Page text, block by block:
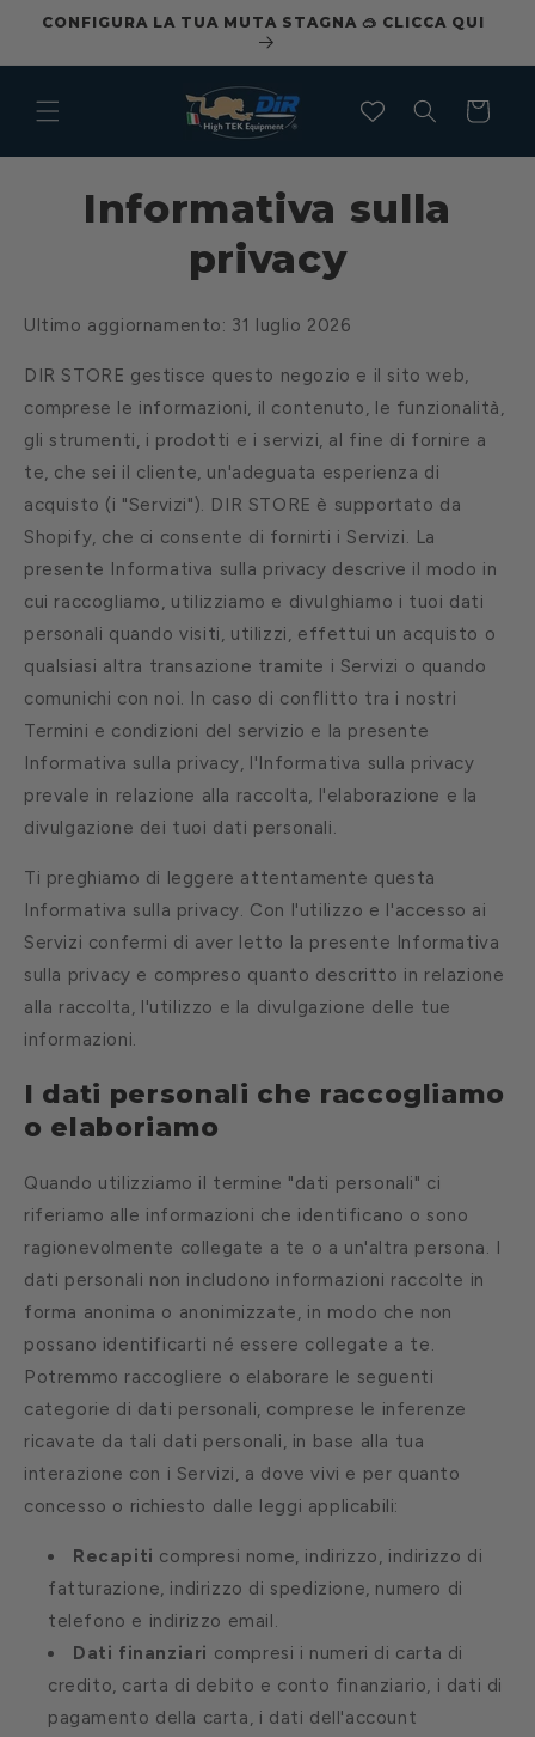
direttamente
CONFIGURA LA TUA MUTA STAGNA 🥽 CLICCA QUI
Carrello
Informativa sulla
privacy
Ultimo aggiornamento: 31 luglio 2026
DIR STORE gestisce questo negozio e il sito web,
comprese le informazioni, il contenuto, le funzionalità,
gli strumenti, i prodotti e i servizi, al fine di fornire a
te, che sei il cliente, un'adeguata esperienza di
acquisto (i "Servizi"). DIR STORE è supportato da
Shopify, che ci consente di fornirti i Servizi. La
presente Informativa sulla privacy descrive il modo in
cui raccogliamo, utilizziamo e divulghiamo i tuoi dati
personali quando visiti, utilizzi, effettui un acquisto o
qualsiasi altra transazione tramite i Servizi o quando
comunichi con noi. In caso di conflitto tra i nostri
Termini e condizioni del servizio e la presente
Informativa sulla privacy, l'Informativa sulla privacy
prevale in relazione alla raccolta, l'elaborazione e la
divulgazione dei tuoi dati personali.
Ti preghiamo di leggere attentamente questa
Informativa sulla privacy. Con l'utilizzo e l'accesso ai
Servizi confermi di aver letto la presente Informativa
sulla privacy e compreso quanto descritto in relazione
alla raccolta, l'utilizzo e la divulgazione delle tue
informazioni.
I dati personali che raccogliamo
o elaboriamo
Quando utilizziamo il termine "dati personali" ci
riferiamo alle informazioni che identificano o sono
ragionevolmente collegate a te o a un'altra persona. I
dati personali non includono informazioni raccolte in
forma anonima o anonimizzate, in modo che non
possano identificarti né essere collegate a te.
Potremmo raccogliere o elaborare le seguenti
categorie di dati personali, comprese le inferenze
ricavate da tali dati personali, in base alla tua
interazione con i Servizi, a dove vivi e per quanto
concesso o richiesto dalle leggi applicabili:
Recapiti compresi nome, indirizzo, indirizzo di
fatturazione, indirizzo di spedizione, numero di
telefono e indirizzo email.
Dati finanziari compresi i numeri di carta di
credito, carta di debito e conto finanziario, i dati di
pagamento della carta, i dati dell'account